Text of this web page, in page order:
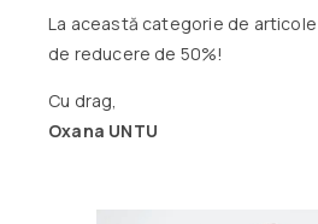
La această categorie de
de reducere de 50%!
Cu drag,
Oxana UNTU